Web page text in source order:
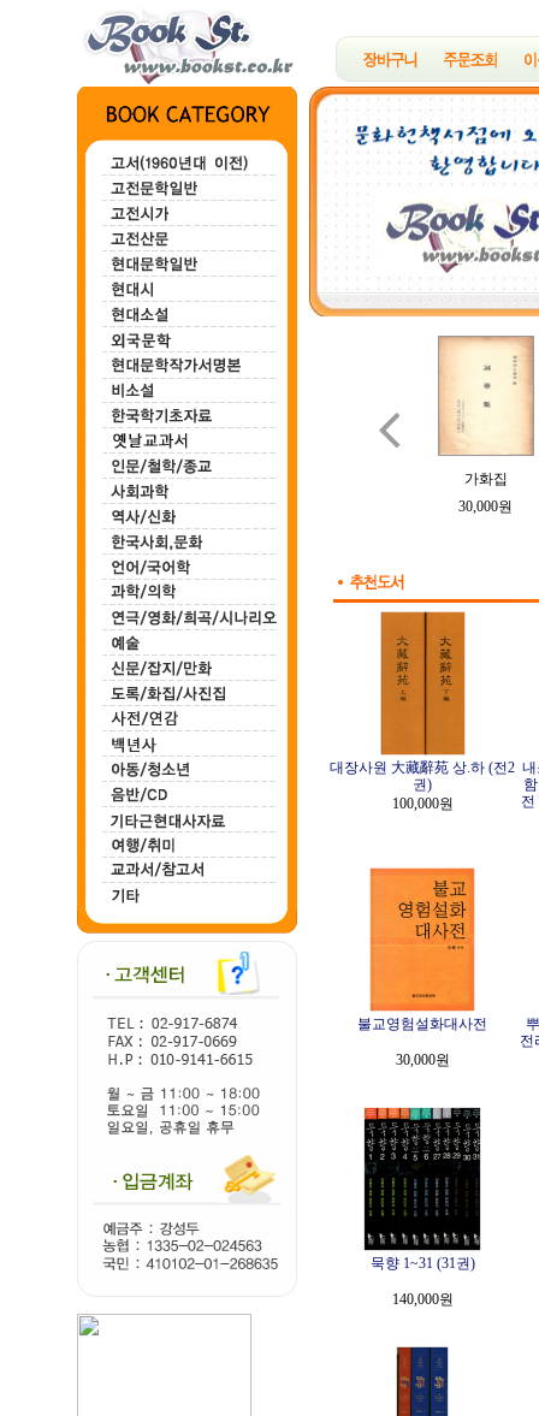
한하운시초
200,000원
정지용시집
700,000원
가화집
30,000원

대장사원 大藏辭苑 상.하 (전2
권)
100,000원
내
전
불교영험설화대사전
30,000원
전
묵향 1~31 (31권)
140,000원